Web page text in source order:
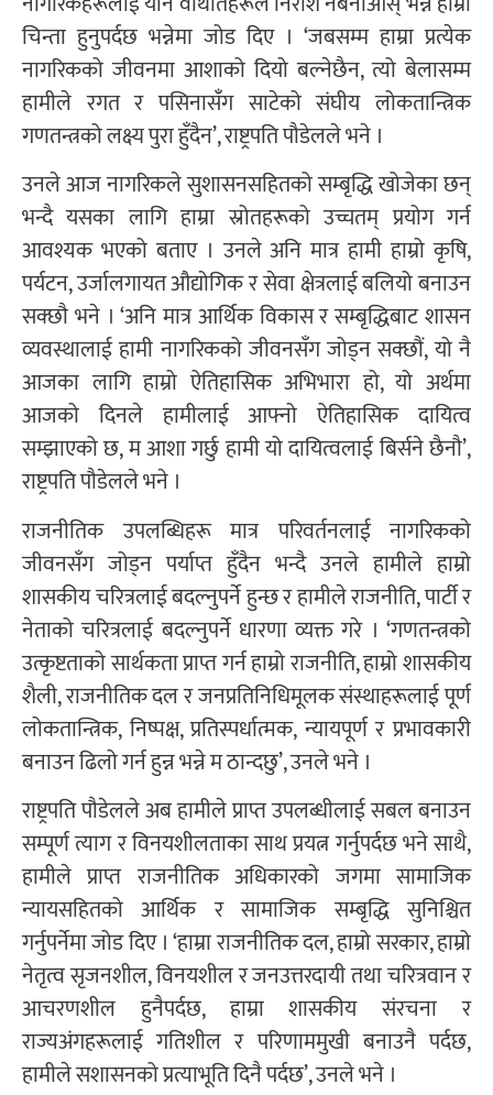
चिन्ता हुनुपर्दछ भन्नेमा जोड दिए । ‘जबसम्म हाम्रा प्रत्येक
नागरिकको जीवनमा आशाको दियो बल्नेछैन, त्यो बेलासम्म
हामीले रगत र पसिनासँंग साटेको संघीय लोकतान्त्रिक
गणतन्त्रको लक्ष्य पुरा हुँदैन’, राष्ट्रपति पौडेलले भने ।
उनले आज नागरिकले सुशासनसहितको सम्बृद्धि खोजेका छन्
भन्दै यसका लागि हाम्रा स्रोतहरूको उच्चतम् प्रयोग गर्न
आवश्यक भएको बताए । उनले अनि मात्र हामी हाम्रो कृषि,
पर्यटन, उर्जालगायत औद्योगिक र सेवा क्षेत्रलाई बलियो बनाउन
सक्छौ भने । ‘अनि मात्र आर्थिक विकास र सम्बृद्धिबाट शासन
व्यवस्थालाई हामी नागरिकको जीवनसँग जोड्न सक्छौं, यो नै
आजका लागि हाम्रो ऐतिहासिक अभिभारा हो, यो अर्थमा
आजको दिनले हामीलाई आफ्नो ऐतिहासिक दायित्व
सम्झाएको छ, म आशा गर्छु हामी यो दायित्वलाई बिर्सने छैनौ’,
राष्ट्रपति पौडेलले भने ।
राजनीतिक उपलब्धिहरू मात्र परिवर्तनलाई नागरिकको
जीवनसँग जोड्न पर्याप्त हुँदैन भन्दै उनले हामीले हाम्रो
शासकीय चरित्रलाई बदल्नुपर्ने हुन्छ र हामीले राजनीति, पार्टी र
नेताको चरित्रलाई बदल्नुपर्ने धारणा व्यक्त गरे । ‘गणतन्त्रको
उत्कृष्टताको सार्थकता प्राप्त गर्न हाम्रो राजनीति, हाम्रो शासकीय
शैली, राजनीतिक दल र जनप्रतिनिधिमूलक संस्थाहरूलाई पूर्ण
लोकतान्त्रिक, निष्पक्ष, प्रतिस्पर्धात्मक, न्यायपूर्ण र प्रभावकारी
बनाउन ढिलो गर्न हुन्न भन्ने म ठान्दछु’, उनले भने ।
राष्ट्रपति पौडेलले अब हामीले प्राप्त उपलब्धीलाई सबल बनाउन
सम्पूर्ण त्याग र विनयशीलताका साथ प्रयत्न गर्नुपर्दछ भने साथै,
हामीले प्राप्त राजनीतिक अधिकारको जगमा सामाजिक
न्यायसहितको आर्थिक र सामाजिक सम्बृद्धि सुनिश्चित
गर्नुपर्नेमा जोड दिए । ‘हाम्रा राजनीतिक दल, हाम्रो सरकार, हाम्रो
नेतृत्व सृजनशील, विनयशील र जनउत्तरदायी तथा चरित्रवान र
आचरणशील हुनैपर्दछ, हाम्रा शासकीय संरचना र
राज्यअंगहरूलाई गतिशील र परिणाममुखी बनाउनै पर्दछ,
हामीले सशासनको प्रत्याभूति दिनै पर्दछ’, उनले भने ।